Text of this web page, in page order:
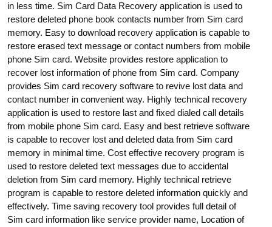
in less time. Sim Card Data Recovery application is used to
restore deleted phone book contacts number from Sim card
memory. Easy to download recovery application is capable to
restore erased text message or contact numbers from mobile
phone Sim card. Website provides restore application to
recover lost information of phone from Sim card. Company
provides Sim card recovery software to revive lost data and
contact number in convenient way. Highly technical recovery
application is used to restore last and fixed dialed call details
from mobile phone Sim card. Easy and best retrieve software
is capable to recover lost and deleted data from Sim card
memory in minimal time. Cost effective recovery program is
used to restore deleted text messages due to accidental
deletion from Sim card memory. Highly technical retrieve
program is capable to restore deleted information quickly and
effectively. Time saving recovery tool provides full detail of
Sim card information like service provider name, Location of